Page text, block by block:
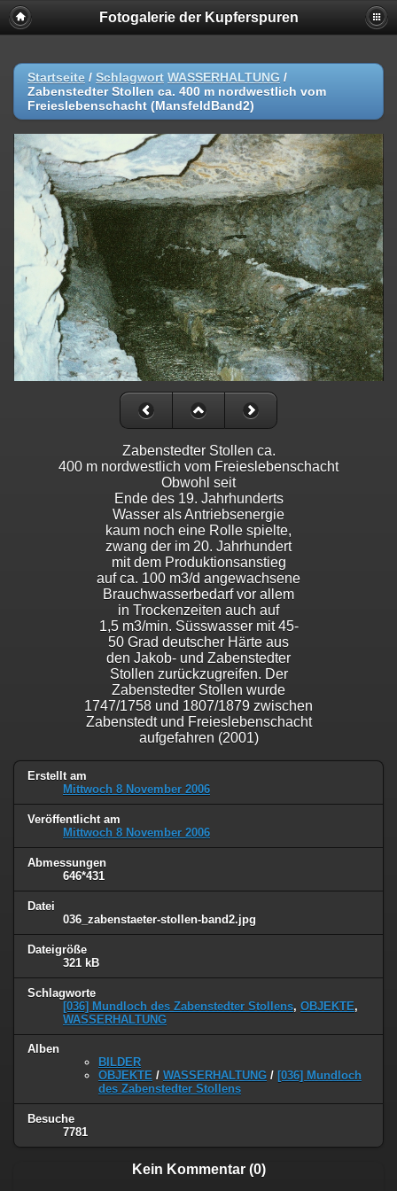
Fotogalerie der Kupferspuren
Startseite / Schlagwort WASSERHALTUNG /
Zabenstedter Stollen ca. 400 m nordwestlich vom
Freieslebenschacht (MansfeldBand2)
Zabenstedter Stollen ca.
400 m nordwestlich vom Freieslebenschacht
Obwohl seit
Ende des 19. Jahrhunderts
Wasser als Antriebsenergie
kaum noch eine Rolle spielte,
zwang der im 20. Jahrhundert
mit dem Produktionsanstieg
auf ca. 100 m3/d angewachsene
Brauchwasserbedarf vor allem
in Trockenzeiten auch auf
1,5 m3/min. Süsswasser mit 45-
50 Grad deutscher Härte aus
den Jakob- und Zabenstedter
Stollen zurückzugreifen. Der
Zabenstedter Stollen wurde
1747/1758 und 1807/1879 zwischen
Zabenstedt und Freieslebenschacht
aufgefahren (2001)
Erstellt am
Mittwoch 8 November 2006
Veröffentlicht am
Mittwoch 8 November 2006
Abmessungen
646*431
Datei
036_zabenstaeter-stollen-band2.jpg
Dateigröße
321 kB
Schlagworte
[036] Mundloch des Zabenstedter Stollens, OBJEKTE,
WASSERHALTUNG
Alben
BILDER
OBJEKTE / WASSERHALTUNG / [036] Mundloch
des Zabenstedter Stollens
Besuche
7781
Kein Kommentar (0)